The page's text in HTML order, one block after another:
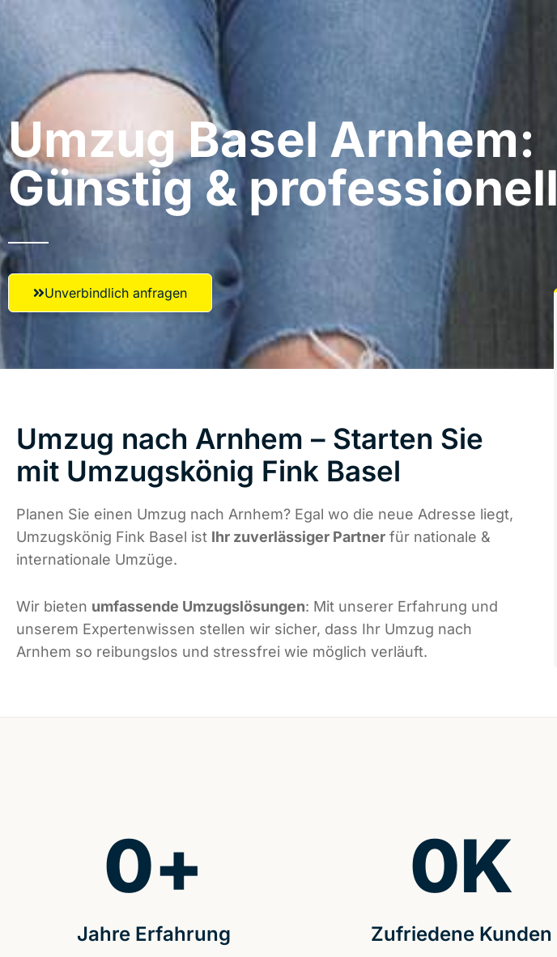
Umzug Basel​ Arnhem:
Günstig & professionell​
Unverbindlich anfragen
Umzug nach Arnhem – Starten Sie
mit Umzugskönig Fink Basel
Planen Sie einen Umzug nach Arnhem? Egal wo die neue Adresse liegt,
Umzugskönig Fink Basel ist Ihr zuverlässiger Partner für nationale &
internationale Umzüge.
Wir bieten umfassende Umzugslösungen: Mit unserer Erfahrung und
unserem Expertenwissen stellen wir sicher, dass Ihr Umzug nach
Arnhem so reibungslos und stressfrei wie möglich verläuft.
Jahre Erfahrung
0+
Zufriedene Kunden
0K